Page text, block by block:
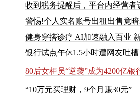
收到税务提醒后，平台内经营者
警惕!个人实名账号出租出售竟
健身穿搭诊疗 AI加速融入百业
银行试点午休1 .5小时遭网友吐槽
80后女柜员“逆袭”成为4200亿银
“10万元买理财 ， 9个 月 赚30元”